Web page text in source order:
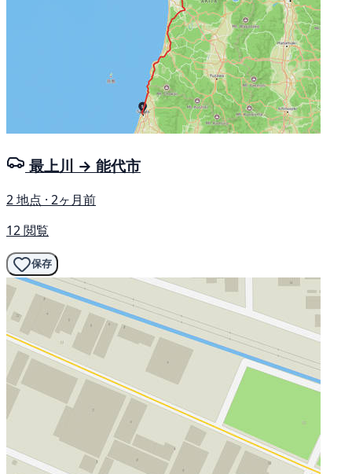
最上川 → 能代市
2 地点 · 2ヶ月前
12 閲覧
保存